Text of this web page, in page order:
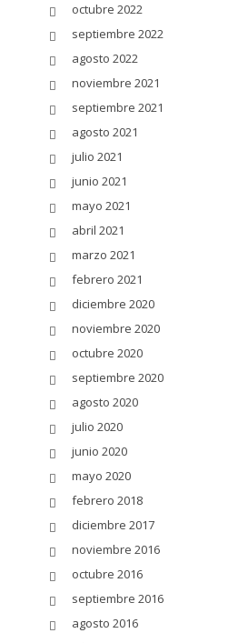
octubre 2022
septiembre 2022
agosto 2022
noviembre 2021
septiembre 2021
agosto 2021
julio 2021
junio 2021
mayo 2021
abril 2021
marzo 2021
febrero 2021
diciembre 2020
noviembre 2020
octubre 2020
septiembre 2020
agosto 2020
julio 2020
junio 2020
mayo 2020
febrero 2018
diciembre 2017
noviembre 2016
octubre 2016
septiembre 2016
agosto 2016